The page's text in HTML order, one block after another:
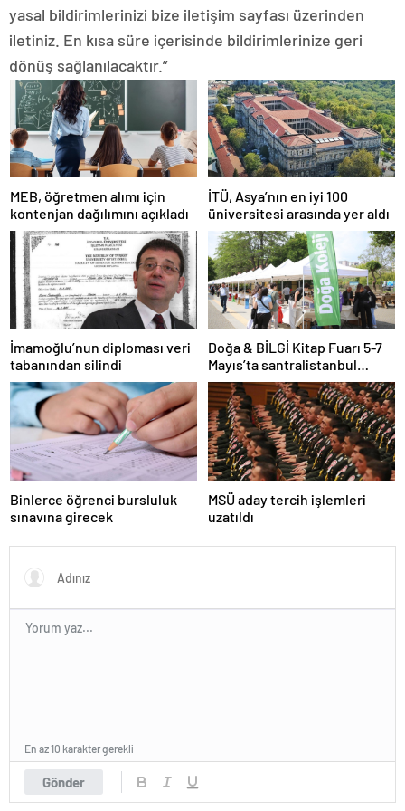
yasal bildirimlerinizi bize iletişim sayfası üzerinden
iletiniz. En kısa süre içerisinde bildirimlerinize geri
dönüş sağlanılacaktır.”
MEB, öğretmen alımı için
kontenjan dağılımını açıkladı
İTÜ, Asya’nın en iyi 100
üniversitesi arasında yer aldı
İmamoğlu’nun diploması veri
tabanından silindi
Doğa & BİLGİ Kitap Fuarı 5-7
Mayıs’ta santralistanbul
Kampüsünde kapılarını açıyor
Binlerce öğrenci bursluluk
sınavına girecek
MSÜ aday tercih işlemleri
uzatıldı
Gönder
En az 10 karakter gerekli